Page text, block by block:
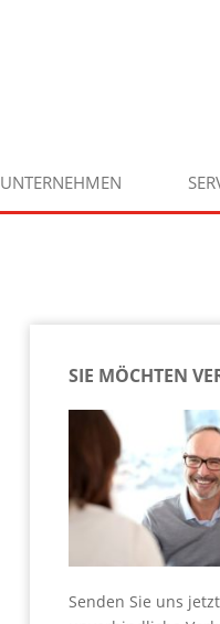
UNTERNEHMEN
SIE MÖCHTEN
Senden Sie uns